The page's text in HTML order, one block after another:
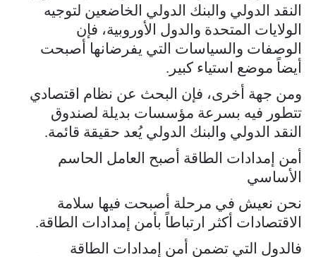
النقد الدولي والبنك الدولي الخاضعين لتوجيه
الولايات المتحدة والدول الأوروبية، فإن
الوصفات والسياسات التي يفرضانها أصبحت
أيضاً موضع استياء كبير.
ومن جهة أخرى، فإن البحث عن نظام اقتصادي
تتطور فيه بسرعة مؤسسات بديلة لصندوق
النقد الدولي والبنك الدولي يُعد حقيقة قائمة.
أمن إمدادات الطاقة أصبح العامل الحاسم
الأساسي
نحن نعيش في مرحلة أصبحت فيها سلامة
الاقتصادات أكثر ارتباطاً بأمن إمدادات الطاقة.
فالدول التي تضمن أمن إمدادات الطاقة